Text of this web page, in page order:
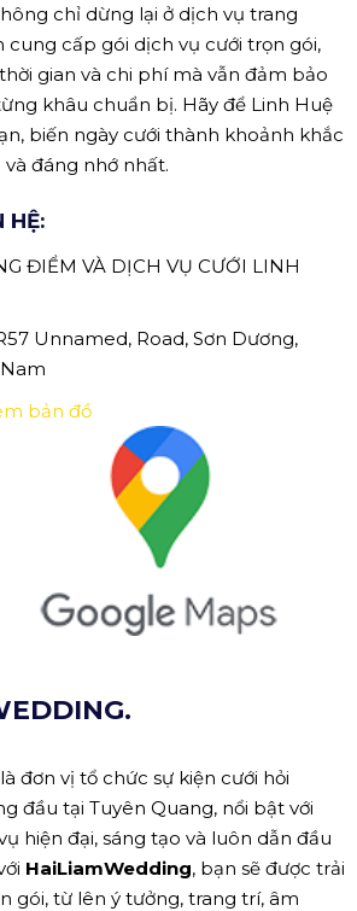
chỉ dừng lại ở dịch vụ trang
cung cấp gói dịch vụ cưới trọn gói,
gian và chi phí mà vẫn đảm bảo
khâu chuẩn bị. Hãy để Linh Huệ
biến ngày cưới thành khoảnh khắc
đáng nhớ nhất.
HỆ:
ĐIỂM VÀ DỊCH VỤ CƯỚI LINH
Unnamed, Road, Sơn Dương,
bản đồ
là đơn vị tổ chức sự kiện cưới hỏi
đầu tại Tuyên Quang, nổi bật với
hiện đại, sáng tạo và luôn dẫn đầu
HaiLiamWedding, bạn sẽ được trải
gói, từ lên ý tưởng, trang trí, âm